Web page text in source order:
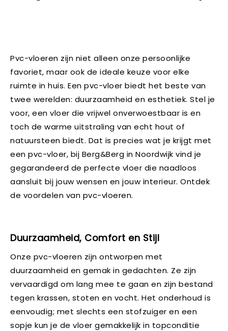
Pvc-vloeren zijn niet alleen onze persoonlijke
favoriet, maar ook de ideale keuze voor elke
ruimte in huis. Een pvc-vloer biedt het beste van
twee werelden: duurzaamheid en esthetiek. Stel je
voor, een vloer die vrijwel onverwoestbaar is en
toch de warme uitstraling van echt hout of
natuursteen biedt. Dat is precies wat je krijgt met
een pvc-vloer, bij Berg&Berg in Noordwijk vind je
gegarandeerd de perfecte vloer die naadloos
aansluit bij jouw wensen en jouw interieur. Ontdek
de voordelen van pvc-vloeren.
Duurzaamheid, Comfort en Stijl
Onze pvc-vloeren zijn ontworpen met
duurzaamheid en gemak in gedachten. Ze zijn
vervaardigd om lang mee te gaan en zijn bestand
tegen krassen, stoten en vocht. Het onderhoud is
eenvoudig; met slechts een stofzuiger en een
sopje kun je de vloer gemakkelijk in topconditie